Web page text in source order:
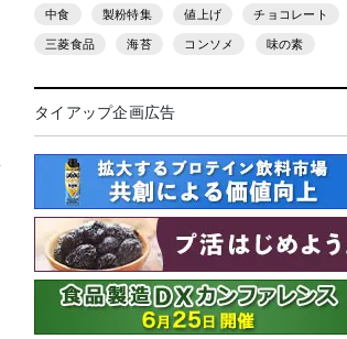
中食 製粉特集 値上げ チョコレート
三菱食品 海苔 コンソメ 味の素
タイアップ企画広告